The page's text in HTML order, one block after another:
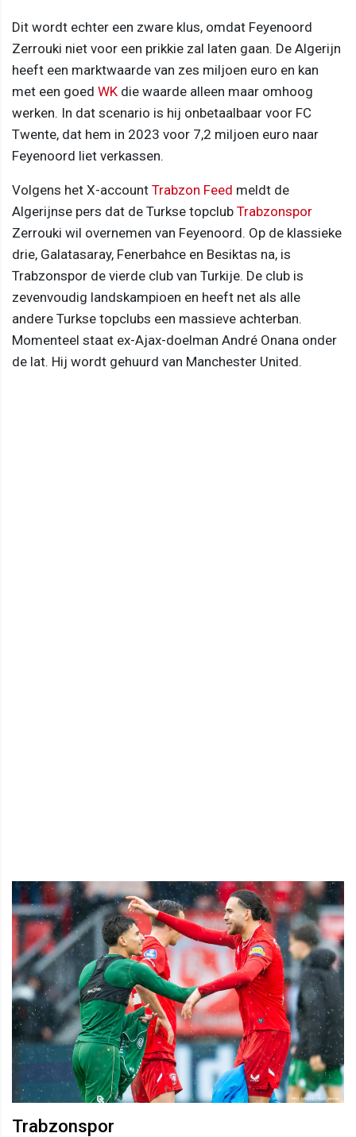
Dit wordt echter een zware klus, omdat Feyenoord
Zerrouki niet voor een prikkie zal laten gaan. De Algerijn
heeft een marktwaarde van zes miljoen euro en kan
met een goed WK die waarde alleen maar omhoog
werken. In dat scenario is hij onbetaalbaar voor FC
Twente, dat hem in 2023 voor 7,2 miljoen euro naar
Feyenoord liet verkassen.
Volgens het X-account Trabzon Feed meldt de
Algerijnse pers dat de Turkse topclub Trabzonspor
Zerrouki wil overnemen van Feyenoord. Op de klassieke
drie, Galatasaray, Fenerbahce en Besiktas na, is
Trabzonspor de vierde club van Turkije. De club is
zevenvoudig landskampioen en heeft net als alle
andere Turkse topclubs een massieve achterban.
Momenteel staat ex-Ajax-doelman André Onana onder
de lat. Hij wordt gehuurd van Manchester United.
Trabzonspor